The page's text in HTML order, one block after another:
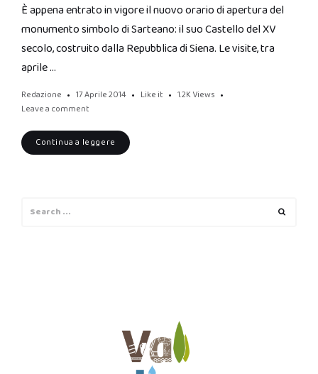
È appena entrato in vigore il nuovo orario di apertura del
monumento simbolo di Sarteano: il suo Castello del XV
secolo, costruito dalla Repubblica di Siena. Le visite, tra
aprile …
Redazione 17 Aprile 2014 Like it 1.2K Views
Leave a comment
Continua a leggere
for: